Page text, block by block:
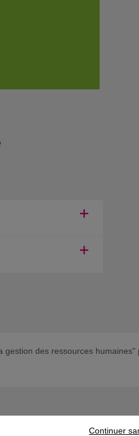
des ressources
supports deContinuer